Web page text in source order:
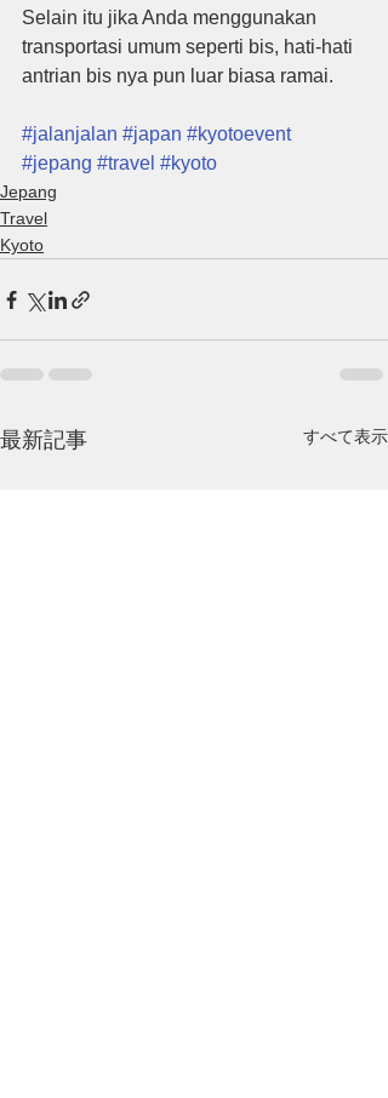
Selain itu jika Anda menggunakan
transportasi umum seperti bis, hati-hati
antrian bis nya pun luar biasa ramai.
#jalanjalan #japan #kyotoevent
#jepang #travel #kyoto
Jepang
Travel
Kyoto
最新記事 すべて表示